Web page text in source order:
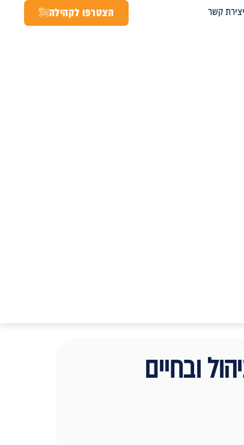
יצירת קשר הצטרפו לקהילה
ובחיים